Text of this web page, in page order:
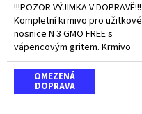
hvězdiček.
!!!POZOR VÝJIMKA V DOPRAVĚ!!!
Kompletní krmivo pro užitkové
nosnice N 3 GMO FREE s
vápencovým gritem. Krmivo
neobsahuje GMO = geneticky
modifikované organismy a
kokcidiostatika.
OMEZENÁ
DOPRAVA